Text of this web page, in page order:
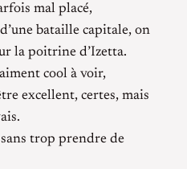
mal placé,
bataille capitale, on
la poitrine d’Izetta.
cool à voir,
excellent, certes, mais
trop prendre de